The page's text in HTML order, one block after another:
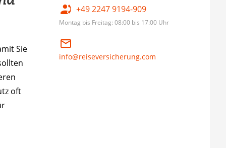
Sie
oft
+49 2247 9194-909
Montag bis Freitag: 08:00 bis 17:00 Uhr
info@reiseversicherung.com